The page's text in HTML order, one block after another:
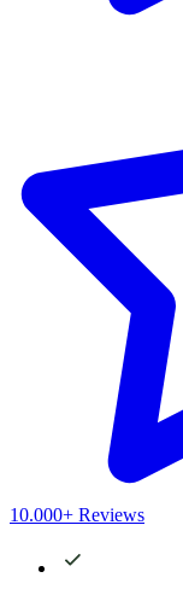
10.000+ Reviews